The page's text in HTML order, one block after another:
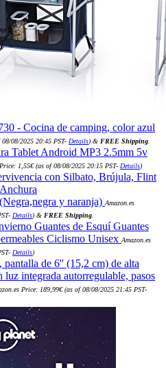
- Cocina de camping, color azul
08/2025 20:45 PST- Details) & FREE Shipping
Tablet Android MP3 2.5mm 5v
1,55€(as of 08/08/2025 20:15 PST- Details)
con Silbato, Brújula, Flint
y naranja) Amazon.es
Details) & FREE Shipping
Guantes de Esquí Guantes
Ciclismo Unisex Amazon.es
Details)
de 6'' (15,2 cm) de alta
integrada autorregulable, pasos
Price: 189,99€(as of 08/08/2025 21:45 PST-